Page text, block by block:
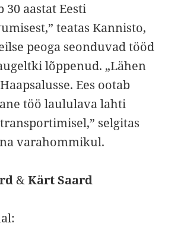
aastat Eesti
teatas Kannisto,
peoga seonduvad tööd
lõppenud. „Lähen
Ees ootab
töö laululava lahti
selgitas
varahommikul.
&Kärt Saard